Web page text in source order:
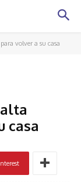
volver a su casa
casa